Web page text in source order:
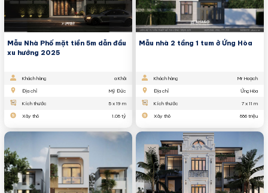
Mẫu Nhà Phố mặt tiền 5m dẫn đầu
xu hướng 2025
Khách hàng a Khôi
Địa chỉ Mỹ Đức
Kích thước 5 x 19 m
Xây thô 1.08 tỷ
Mẫu nhà 2 tầng 1 tum ở Ứng Hòa
Khách hàng Mr Hoạch
Địa chỉ Ứng Hòa
Kích thước 7 x 11 m
Xây thô 886 triệu